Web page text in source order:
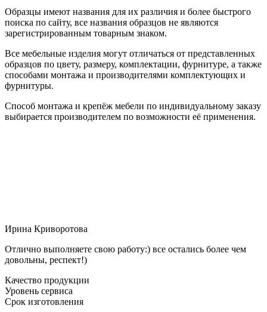
Образцы имеют названия для их различия и более быстрого
поиска по сайту, все названия образцов не являются
зарегистрированным товарным знаком.
Все мебельные изделия могут отличаться от представленных
образцов по цвету, размеру, комплектации, фурнитуре, а также
способами монтажа и производителями комплектующих и
фурнитуры.
Способ монтажа и крепёж мебели по индивидуальному заказу
выбирается производителем по возможности её применения.
Ирина Криворотова
Отлично выполняете свою работу:) все остались более чем
довольны, респект!)
Качество продукции
Уровень сервиса
Срок изготовления